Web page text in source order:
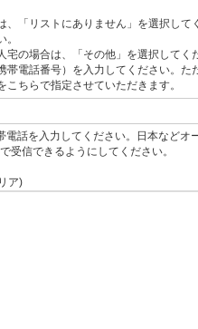
、「リストにありません」を選択し
宅の場合は、「その他」を選択して
帯電話番号）を入力してください。た
ちらで指定させていただきます。
電話を入力してください。日本など
受信できるようにしてください。
ア)